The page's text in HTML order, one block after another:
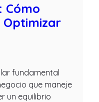
Cómo
Optimizar
fundamental
que maneje
un equilibrio